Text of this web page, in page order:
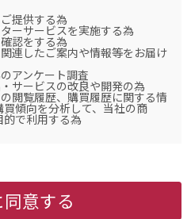
提供する為
ーサービスを実施する為
認をする為
連したご案内や情報等をお届け
アンケート調査
サービスの改良や開発の為
閲覧履歴、購買履歴に関する情
傾向を分析して、当社の商
で利用する為
変更させて頂く場合もありま
意する